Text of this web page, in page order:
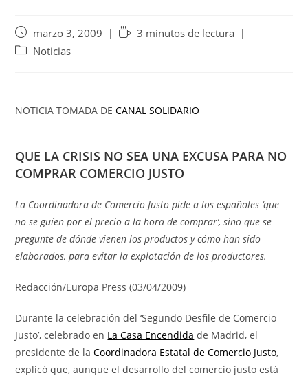
marzo 3, 2009
3 minutos de lectura
Noticias
NOTICIA TOMADA DECANAL SOLIDARIO
QUE LA CRISIS NO SEA UNA EXCUSA PARA NO
COMPRAR COMERCIO JUSTO
La Coordinadora de Comercio Justo pide a los españoles ‘que
no se guíen por el precio a la hora de comprar’, sino que se
pregunte de dónde vienen los productos y cómo han sido
elaborados, para evitar la explotación de los productores.
Redacción/Europa Press (03/04/2009)
Durante la celebración del ‘Segundo Desfile de Comercio
Justo’, celebrado en La Casa Encendida de Madrid, el
presidente de laCoordinadora Estatal de Comercio Justo,
explicó que, aunque el desarrollo del comercio justo está